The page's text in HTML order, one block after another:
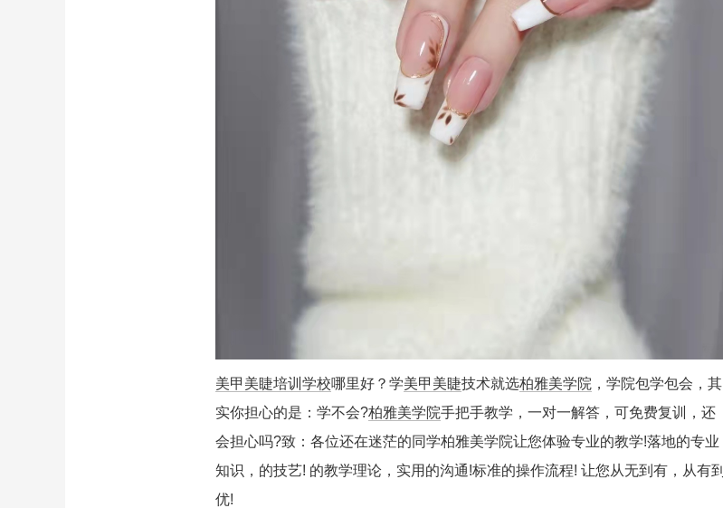
美甲美睫培训学校哪里好？学美甲美睫技术就选柏雅美学院 ，学院包学包会，其
实你担心的是：学不会?柏雅美学院手把手教学，一对一解答，可免费复训，还
会担心吗?致：各位还在迷茫的同学柏雅美学院让您体验专业的教学!落地的专业
知识，的技艺! 的教学理论，实用的沟通!标准的操作流程! 让您从无到有，从有到
优!